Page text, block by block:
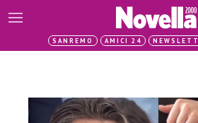
SANREMO AMICI 24